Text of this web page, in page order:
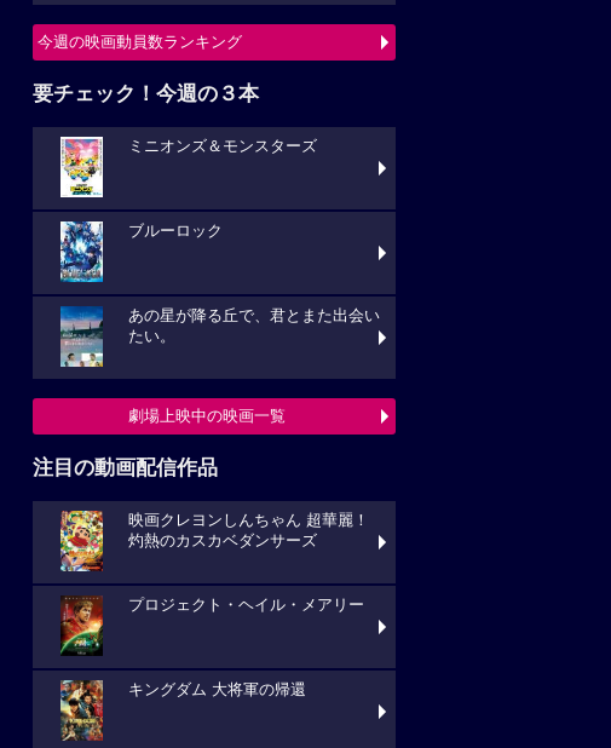
今週の映画動員数ランキング
要チェック！今週の３本
ミニオンズ＆モンスターズ
ブルーロック
あの星が降る丘で、君とまた出会い
たい。
劇場上映中の映画一覧
注目の動画配信作品
映画クレヨンしんちゃん 超華麗！
灼熱のカスカベダンサーズ
プロジェクト・ヘイル・メアリー
キングダム 大将軍の帰還